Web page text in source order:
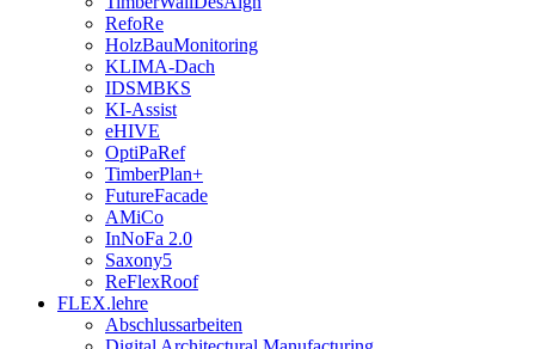
RefoRe
HolzBauMonitoring
KLIMA-Dach
IDSMBKS
KI-Assist
eHIVE
OptiPaRef
TimberPlan+
FutureFacade
AMiCo
InNoFa 2.0
Saxony5
ReFlexRoof
FLEX.lehre
Abschlussarbeiten